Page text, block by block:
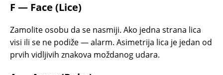
F — Face (Lice)
Zamolite osobu da se nasmiji. Ako jedna strana lica
visi ili se ne podiže — alarm. Asimetrija lica je jedan od
prvih vidljivih znakova moždanog udara.